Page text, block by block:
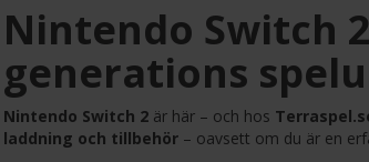
Nintendo Switch
generations
Nintendo Switch 2 är här – och hos
laddning och tillbehör – oavsett om du är en